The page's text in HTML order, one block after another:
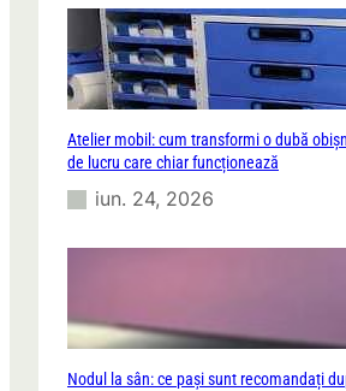
Atelier mobil: cum transformi o dubă
de lucru care chiar funcționează
iun. 24, 2026
Nodul la sân: ce pași sunt recomandați